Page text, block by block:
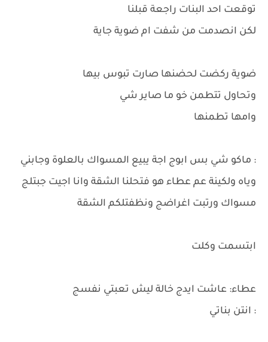
توقعت احد البنات راجعة قبلنا
لكن انصدمت من شفت ام ضوية جاية
ضوية ركضت لحضنها صارت تبوس بيها
وتحاول تتطمن خو ما صاير شي
وامها تطمنها
: ماكو شي بس ابوج اجة يبيع المسواك بالعلوة وجابني
وياه ولكينة عم عطاء هو فتحلنا الشقة وانا اجيت جبتلج
مسواك ورتبت اغراضج ونظفتلكم الشقة
ابتسمت وكلت
عطاء: عاشت ايدج خالة ليش تعبتي نفسج
: انتن بناتي